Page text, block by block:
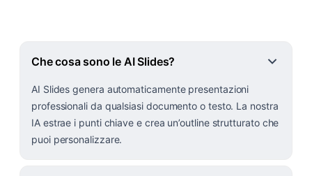
Che cosa sono le AI Slides?
AI Slides genera automaticamente presentazioni
professionali da qualsiasi documento o testo. La nostra
IA estrae i punti chiave e crea un’outline strutturato che
puoi personalizzare.